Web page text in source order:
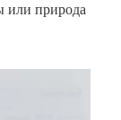
или природа